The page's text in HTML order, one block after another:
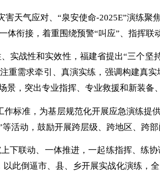
害天气应对、“泉安使命-2025E”演练
体衔接，着重围绕预警“叫应”、指挥
实战性和实效性，福建省提出“三个
重需求牵引、真演实练，强调构建真
景，突出专业指挥、专业救援和新装备
标准，为基层规范化开展应急演练提
活动，鼓励开展跨层级、跨地区、跨
下联动、一体推进，一起练指挥、练
此倒逼市、县、乡开展实战化演练，全